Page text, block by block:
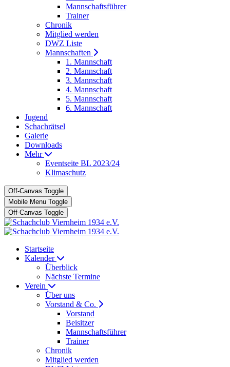
Mannschaftsführer
Trainer
Chronik
Mitglied werden
DWZ Liste
Mannschaften
1. Mannschaft
2. Mannschaft
3. Mannschaft
4. Mannschaft
5. Mannschaft
6. Mannschaft
Jugend
Schachrätsel
Galerie
Downloads
Mehr
Eventseite BL 2023/24
Klimaschutz
Off-Canvas Toggle
Mobile Menu Toggle
Off-Canvas Toggle
Startseite
Kalender
Überblick
Nächste Termine
Verein
Über uns
Vorstand & Co.
Vorstand
Beisitzer
Mannschaftsführer
Trainer
Chronik
Mitglied werden